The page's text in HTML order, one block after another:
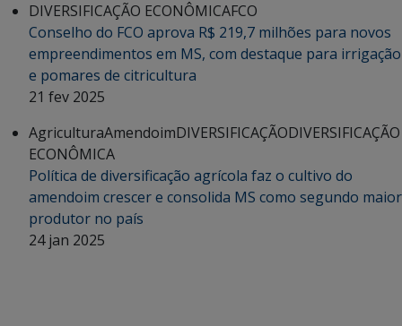
DIVERSIFICAÇÃO ECONÔMICAFCO
Conselho do FCO aprova R$ 219,7 milhões para novos
empreendimentos em MS, com destaque para irrigação
e pomares de citricultura
21 fev 2025
AgriculturaAmendoimDIVERSIFICAÇÃODIVERSIFICAÇÃO
ECONÔMICA
Política de diversificação agrícola faz o cultivo do
amendoim crescer e consolida MS como segundo maior
produtor no país
24 jan 2025